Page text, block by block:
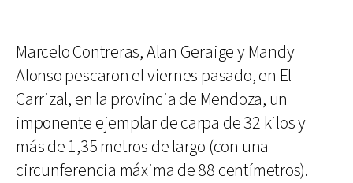
Marcelo Contreras, Alan Geraige y Mandy
Alonso pescaron el viernes pasado, en El
Carrizal, en la provincia de Mendoza, un
imponente ejemplar de carpa de 32 kilos y
más de 1,35 metros de largo (con una
circunferencia máxima de 88 centímetros).